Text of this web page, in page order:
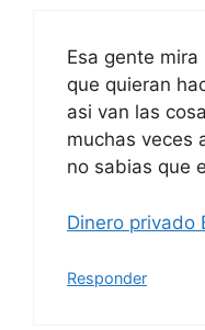
Esa gente
que quieran
asi van las
muchas veces
no sabias que
Dinero privado
Responder